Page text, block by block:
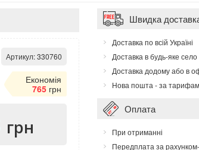
Артикул:330760
Економія
765 грн
грн
Швидка
Доставка по всій Україні
Доставка в будь-яке
Доставка додому або в
Нова пошта - за
Оплата
При отриманні
Передплата за